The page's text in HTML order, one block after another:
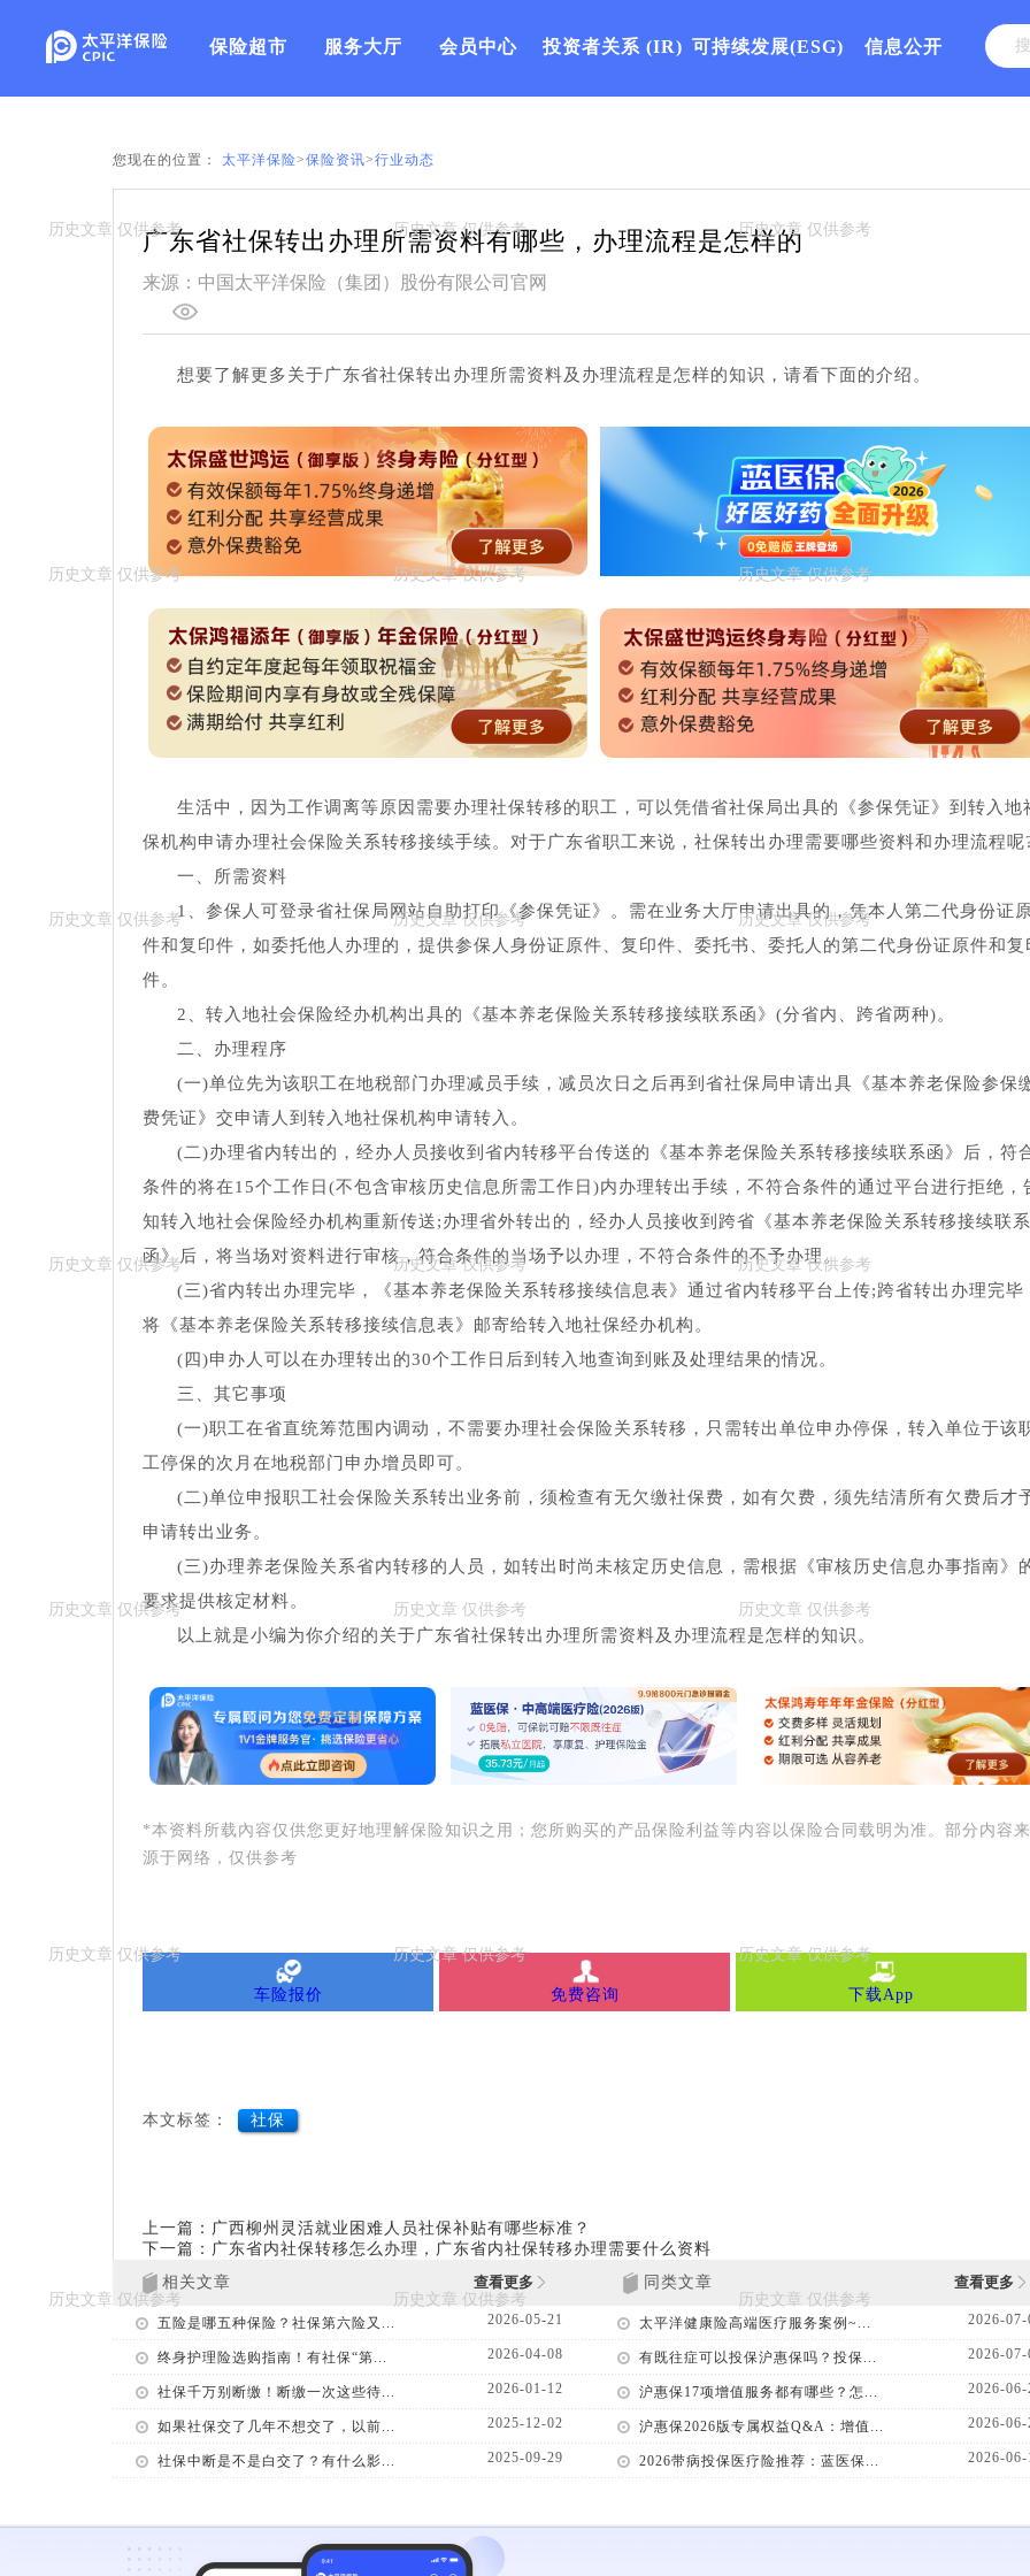
保险超市 服务大厅 会员中心 投资者关系 (IR) 可持续发展(ESG) 信息公开
您现在的位置： 太平洋保险>保险资讯>行业动态
广东省社保转出办理所需资料有哪些，办理流程是怎样的
来源：中国太平洋保险（集团）股份有限公司官网
想要了解更多关于广东省社保转出办理所需资料及办理流程是怎样的知识，请看下面的介绍。
生活中，因为工作调离等原因需要办理社保转移的职工，可以凭借省社保局出具的《参保凭证》到转入地
保机构申请办理社会保险关系转移接续手续。对于广东省职工来说，社保转出办理需要哪些资料和办理流程呢
一、所需资料
1、参保人可登录省社保局网站自助打印《参保凭证》。需在业务大厅申请出具的，凭本人第二代身份证
件和复印件，如委托他人办理的，提供参保人身份证原件、复印件、委托书、委托人的第二代身份证原件和复
件。
2、转入地社会保险经办机构出具的《基本养老保险关系转移接续联系函》(分省内、跨省两种)。
二、办理程序
(一)单位先为该职工在地税部门办理减员手续，减员次日之后再到省社保局申请出具《基本养老保险参保
费凭证》交申请人到转入地社保机构申请转入。
(二)办理省内转出的，经办人员接收到省内转移平台传送的《基本养老保险关系转移接续联系函》后，符
条件的将在15个工作日(不包含审核历史信息所需工作日)内办理转出手续，不符合条件的通过平台进行拒绝，
知转入地社会保险经办机构重新传送;办理省外转出的，经办人员接收到跨省《基本养老保险关系转移接续联系
函》后，将当场对资料进行审核，符合条件的当场予以办理，不符合条件的不予办理。
(三)省内转出办理完毕，《基本养老保险关系转移接续信息表》通过省内转移平台上传;跨省转出办理完毕
将《基本养老保险关系转移接续信息表》邮寄给转入地社保经办机构。
(四)申办人可以在办理转出的30个工作日后到转入地查询到账及处理结果的情况。
三、其它事项
(一)职工在省直统筹范围内调动，不需要办理社会保险关系转移，只需转出单位申办停保，转入单位于该
工停保的次月在地税部门申办增员即可。
(二)单位申报职工社会保险关系转出业务前，须检查有无欠缴社保费，如有欠费，须先结清所有欠费后才
申请转出业务。
(三)办理养老保险关系省内转移的人员，如转出时尚未核定历史信息，需根据《审核历史信息办事指南》
要求提供核定材料。
以上就是小编为你介绍的关于广东省社保转出办理所需资料及办理流程是怎样的知识。
*本资料所载內容仅供您更好地理解保险知识之用；您所购买的产品保险利益等内容以保险合同载明为准。部分内容来
源于网络，仅供参考
车险报价 免费咨询 下载App
本文标签： 社保
上一篇：广西柳州灵活就业困难人员社保补贴有哪些标准？
下一篇：广东省内社保转移怎么办理，广东省内社保转移办理需要什么资料
相关文章
查看更多
五险是哪五种保险？社保第六险又... 2026-05-21
终身护理险选购指南！有社保“第... 2026-04-08
社保千万别断缴！断缴一次这些待... 2026-01-12
如果社保交了几年不想交了，以前... 2025-12-02
社保中断是不是白交了？有什么影... 2025-09-29
同类文章 查看更多
太平洋健康险高端医疗服务案例~... 2026-07-
有既往症可以投保沪惠保吗？投保... 2026-07-
沪惠保17项增值服务都有哪些？怎... 2026-06-
沪惠保2026版专属权益Q&A：增值... 2026-06-
2026带病投保医疗险推荐：蓝医保... 2026-06-